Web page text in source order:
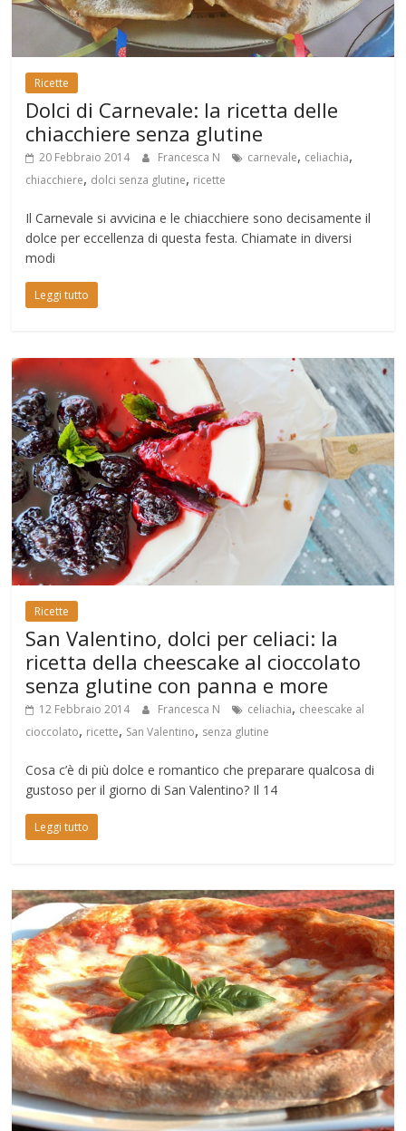
Ricette
Dolci di Carnevale: la ricetta delle
chiacchiere senza glutine
20 Febbraio 2014 Francesca N carnevale, celiachia,
chiacchiere, dolci senza glutine, ricette
Il Carnevale si avvicina e le chiacchiere sono decisamente il
dolce per eccellenza di questa festa. Chiamate in diversi
modi
Leggi tutto
Ricette
San Valentino, dolci per celiaci: la
ricetta della cheescake al cioccolato
senza glutine con panna e more
12 Febbraio 2014 Francesca N celiachia, cheescake al
cioccolato, ricette, San Valentino, senza glutine
Cosa c’è di più dolce e romantico che preparare qualcosa di
gustoso per il giorno di San Valentino? Il 14
Leggi tutto